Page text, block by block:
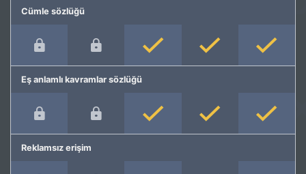
Cümle sözlüğü
Eş anlamlı kavramlar sözlüğü
Reklamsız erişim